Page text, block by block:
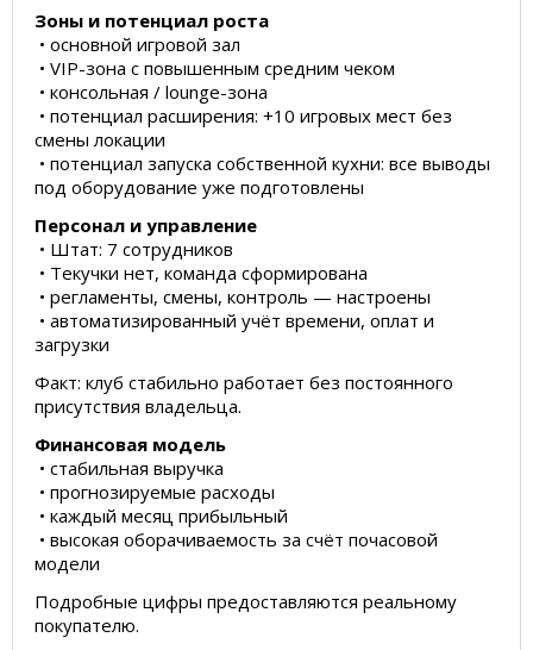
Зоны и потенциал роста
• основной игровой зал
• VIP-зона с повышенным средним чеком
• консольная / lounge-зона
• потенциал расширения: +10 игровых мест без
смены локации
• потенциал запуска собственной кухни: все выводы
под оборудование уже подготовлены
Персонал и управление
• Штат: 7 сотрудников
• Текучки нет, команда сформирована
• регламенты, смены, контроль — настроены
• автоматизированный учёт времени, оплат и
загрузки
Факт: клуб стабильно работает без постоянного
присутствия владельца.
Финансовая модель
• стабильная выручка
• прогнозируемые расходы
• каждый месяц прибыльный
• высокая оборачиваемость за счёт почасовой
модели
Подробные цифры предоставляются реальному
покупателю.